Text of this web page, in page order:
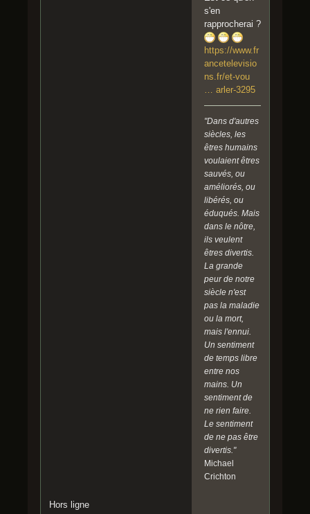
s'en
rapprocherai ?
https://www.fr
ancetelevisio
ns.fr/et-vou
… arler-3295
"Dans d'autres
siècles, les
êtres humains
voulaient êtres
sauvés, ou
améliorés, ou
libérés, ou
éduqués. Mais
dans le nôtre,
ils veulent
êtres divertis.
La grande
peur de notre
siècle n'est
pas la maladie
ou la mort,
mais l'ennui.
Un sentiment
de temps libre
entre nos
mains. Un
sentiment de
ne rien faire.
Le sentiment
de ne pas être
divertis."
Michael
Crichton
Hors ligne